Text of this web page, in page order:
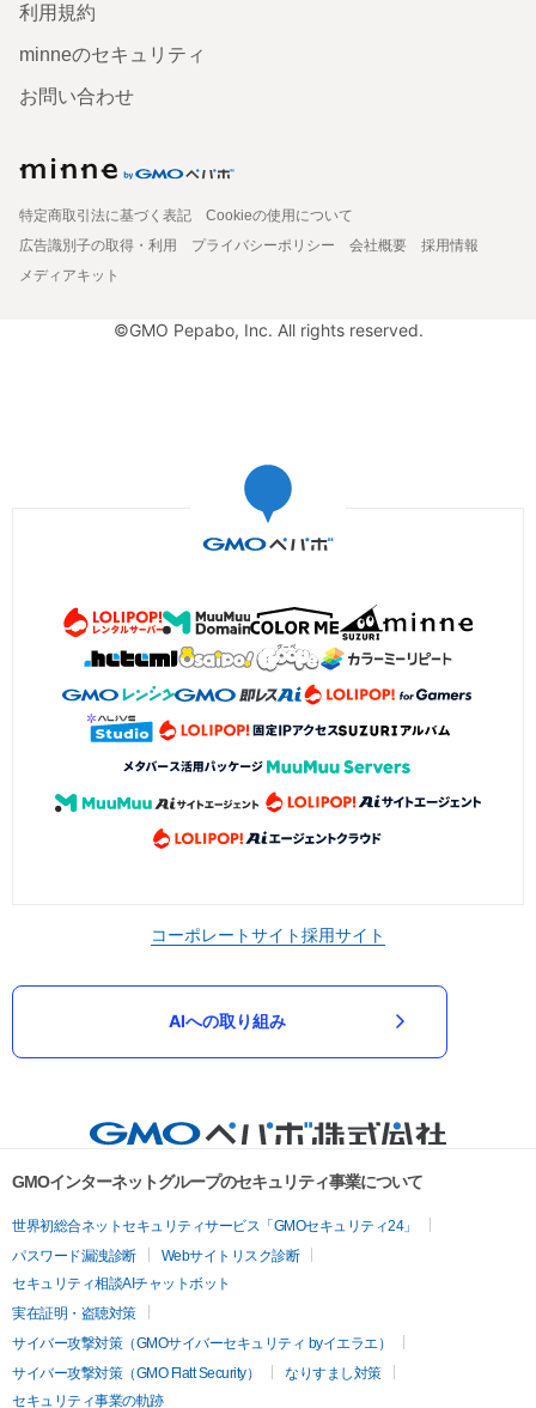
利用規約
minneのセキュリティ
お問い合わせ
特定商取引法に基づく表記
Cookieの使用について
広告識別子の取得・利用
プライバシーポリシー 会社概要
採用情報
メディアキット
©GMO Pepabo, Inc. All rights reserved.
コーポレートサイト採用サイト
AIへの取り組み
GMOインターネットグループのセキュリティ事業について
世界初総合ネットセキュリティサービス「GMOセキュリティ24」
パスワード漏洩診断
Webサイトリスク診断
セキュリティ相談AIチャットボット
実在証明・盗聴対策
サイバー攻撃対策（GMOサイバーセキュリティ byイエラエ）
サイバー攻撃対策（GMO Flatt Security）
なりすまし対策
セキュリティ事業の軌跡